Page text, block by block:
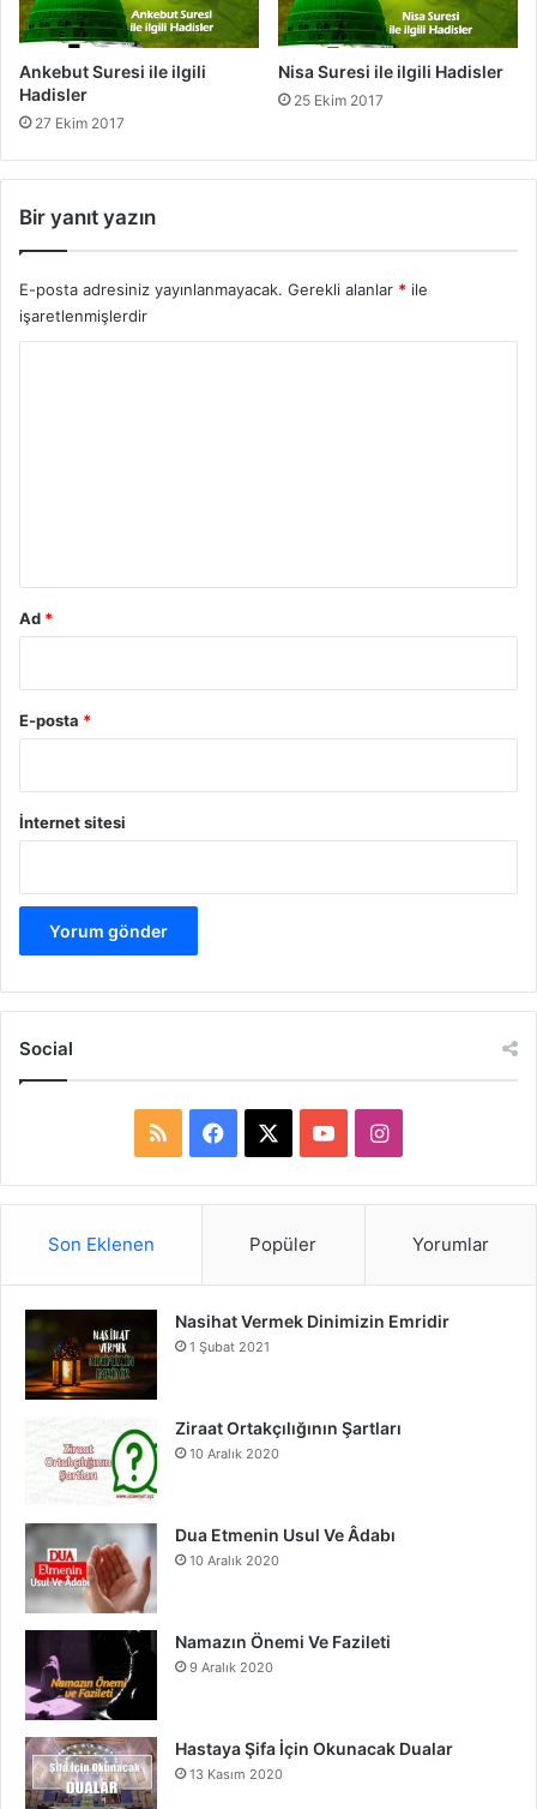
Ankebut Suresi ile ilgili
Hadisler
27 Ekim 2017
Nisa Suresi ile ilgili Hadisler
25 Ekim 2017
Bir yanıt yazın
E-posta adresiniz yayınlanmayacak. Gerekli alanlar * ile
işaretlenmişlerdir
Ad *
E-posta *
İnternet sitesi
Social
S
a
b
o
o
u
e
I
n
a
r
Son Eklenen Popüler Yorumlar
Nasihat Vermek Dinimizin Emridir
1 Şubat 2021
Ziraat Ortakçılığının Şartları
10 Aralık 2020
Dua Etmenin Usul Ve Âdabı
10 Aralık 2020
Namazın Önemi Ve Fazileti
9 Aralık 2020
Hastaya Şifa İçin Okunacak Dualar
13 Kasım 2020